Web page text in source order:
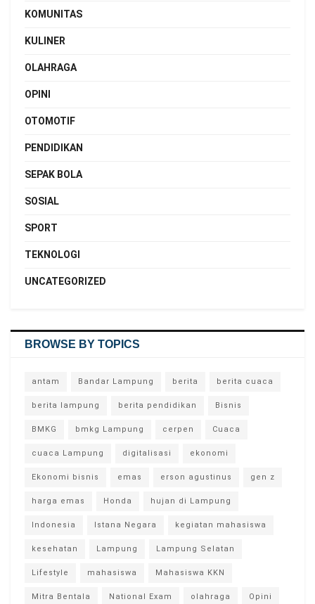
KOMUNITAS
KULINER
OLAHRAGA
OPINI
OTOMOTIF
PENDIDIKAN
SEPAK BOLA
SOSIAL
SPORT
TEKNOLOGI
UNCATEGORIZED
BROWSE BY TOPICS
antam Bandar Lampung berita berita cuaca
berita lampung berita pendidikan Bisnis
BMKG bmkg Lampung cerpen Cuaca
cuaca Lampung digitalisasi ekonomi
Ekonomi bisnis emas erson agustinus gen z
harga emas Honda hujan di Lampung
Indonesia Istana Negara kegiatan mahasiswa
kesehatan Lampung Lampung Selatan
Lifestyle mahasiswa Mahasiswa KKN
Mitra Bentala National Exam olahraga Opini